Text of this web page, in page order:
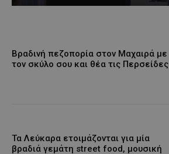
Βραδινή πεζοπορία στον Μαχαιρά με
τον σκύλο σου και θέα τις Περσείδες
Τα Λεύκαρα ετοιμάζονται για μία
βραδιά γεμάτη street food, μουσική